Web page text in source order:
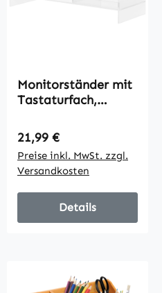
Monitorständer mit
Tastaturfach,
Monitore bis 24 Zoll,
2 Etagen, Acryl, 50,8
x 19 x 12 cm
Regulärer Preis:
21,99 €
Preise inkl. MwSt. zzgl.
Versandkosten
Details